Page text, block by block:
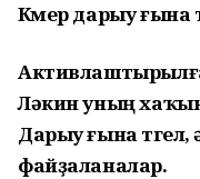
Күмер дарыу ғына
Ләкин уның
Дарыу ғына түгел,
файҙаланалар.